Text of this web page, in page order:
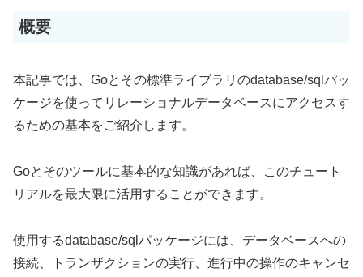
概要
本記事では、Goとその標準ライブラリのdatabase/sqlパッ
ケージを使ってリレーショナルデータベースにアクセスす
るための基本をご紹介します。
Goとそのツールに基本的な知識があれば、このチュート
リアルを最大限に活用することができます。
使用するdatabase/sqlパッケージには、データベースへの
接続、トランザクションの実行、進行中の操作のキャンセ